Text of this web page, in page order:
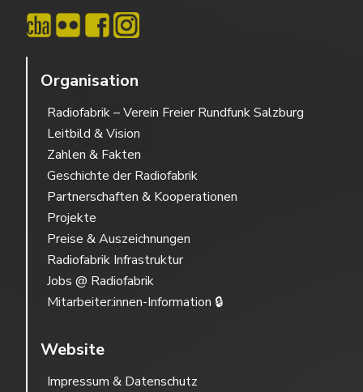
Organisation
Radiofabrik – Verein Freier Rundfunk Salzburg
Leitbild & Vision
Zahlen & Fakten
Geschichte der Radiofabrik
Partnerschaften & Kooperationen
Projekte
Preise & Auszeichnungen
Radiofabrik Infrastruktur
Jobs @ Radiofabrik
Mitarbeiter:innen-Information 🔒
Website
Impressum & Datenschutz